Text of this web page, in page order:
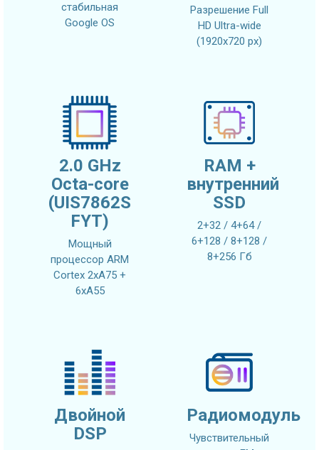
стабильная
Google OS
Разрешение Full
HD Ultra-wide
(1920x720 px)
2.0 GHz
Octa-core
(UIS7862S
FYT)
Мощный
процессор ARM
Cortex 2xA75 +
6xA55
RAM +
внутренний
SSD
2+32 / 4+64 /
6+128 / 8+128 /
8+256 Гб
Двойной
DSP
Радиомодуль
Чувствительный